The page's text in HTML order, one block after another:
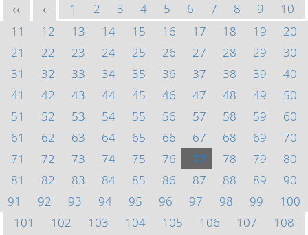
<< < 1 2 3 4 5 6 7 8 9
10
11
12 13 14 15 16 17 18 19
20
21
22 23 24 25 26 27 28 29
30
31
32 33 34 35 36 37 38 39
40
41
42 43 44 45 46 47 48 49
50
51
52 53 54 55 56 57 58 59
60
61
62 63 64 65 66 67 68 69
70
71
72 73 74 75 76 77 78 79
80
81
82 83 84 85 86 87 88 89
90
91
92 93 94 95 96 97 98 99
100
101
102 103 104 105 106 107
108